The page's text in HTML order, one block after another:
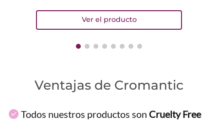
Ventajas de Cromantic
Todos nuestros productos son Cruelty Free